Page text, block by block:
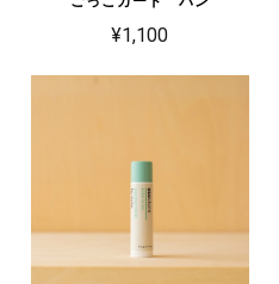
¥1,100